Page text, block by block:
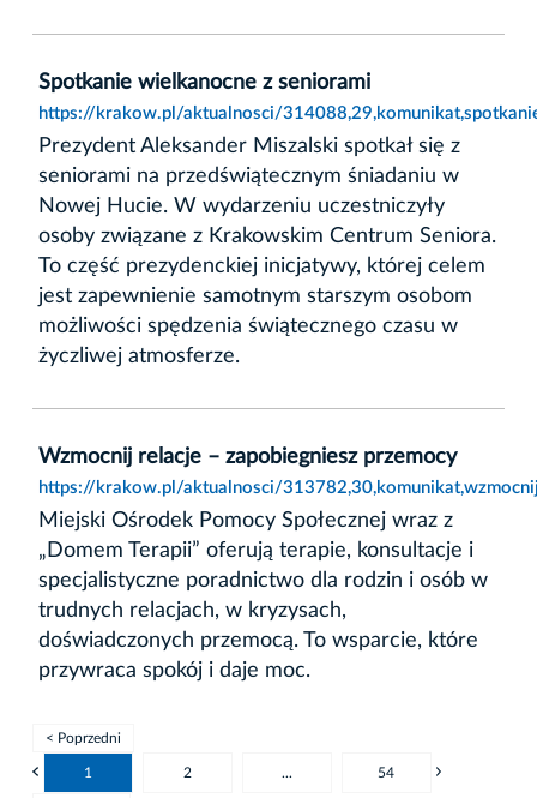
Spotkanie wielkanocne z seniorami
https://krakow.pl/aktualnosci/
Prezydent Aleksander Miszalski spotkał się z
seniorami na przedświątecznym śniadaniu w
Nowej Hucie. W wydarzeniu uczestniczyły
osoby związane z Krakowskim Centrum Seniora.
To część prezydenckiej inicjatywy, której celem
jest zapewnienie samotnym starszym osobom
możliwości spędzenia świątecznego czasu w
życzliwej atmosferze.
Wzmocnij relacje – zapobiegniesz przemocy
https://krakow.pl/aktualnosci/
Miejski Ośrodek Pomocy Społecznej wraz z
„Domem Terapii” oferują terapie, konsultacje i
specjalistyczne poradnictwo dla rodzin i osób w
trudnych relacjach, w kryzysach,
doświadczonych przemocą. To wsparcie, które
przywraca spokój i daje moc.
< Poprzedni
1 2 ... 54